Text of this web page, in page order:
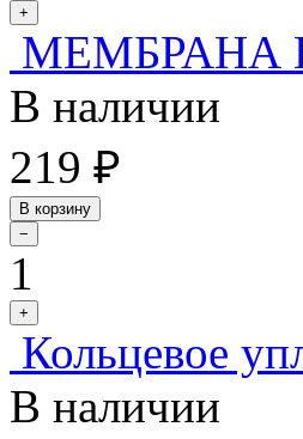
+
МЕМБРАНА
В наличии
219 ₽
В корзину
−
1
+
Кольцевое
В наличии